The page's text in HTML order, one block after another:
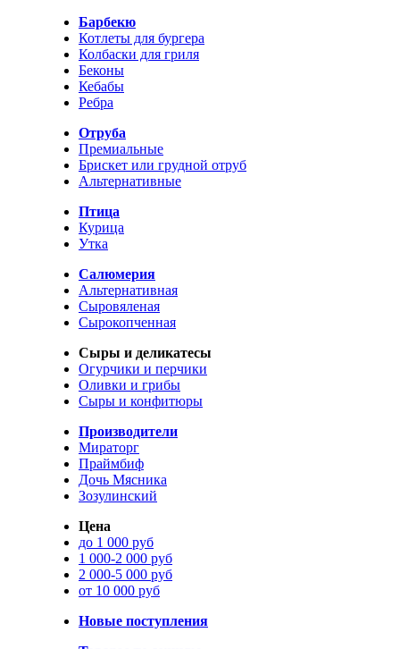
Барбекю
Котлеты для бургера
Колбаски для гриля
Беконы
Кебабы
Ребра
Отруба
Премиальные
Брискет или грудной отруб
Альтернативные
Птица
Курица
Утка
Салюмерия
Альтернативная
Сыровяленая
Сырокопченная
Сыры и деликатесы
Огурчики и перчики
Оливки и грибы
Сыры и конфитюры
Производители
Мираторг
Праймбиф
Дочь Мясника
Зозулинский
Цена
до 1 000 руб
1 000-2 000 руб
2 000-5 000 руб
от 10 000 руб
Новые поступления